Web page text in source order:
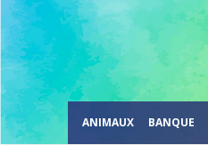
ANIMAUX BANQUE